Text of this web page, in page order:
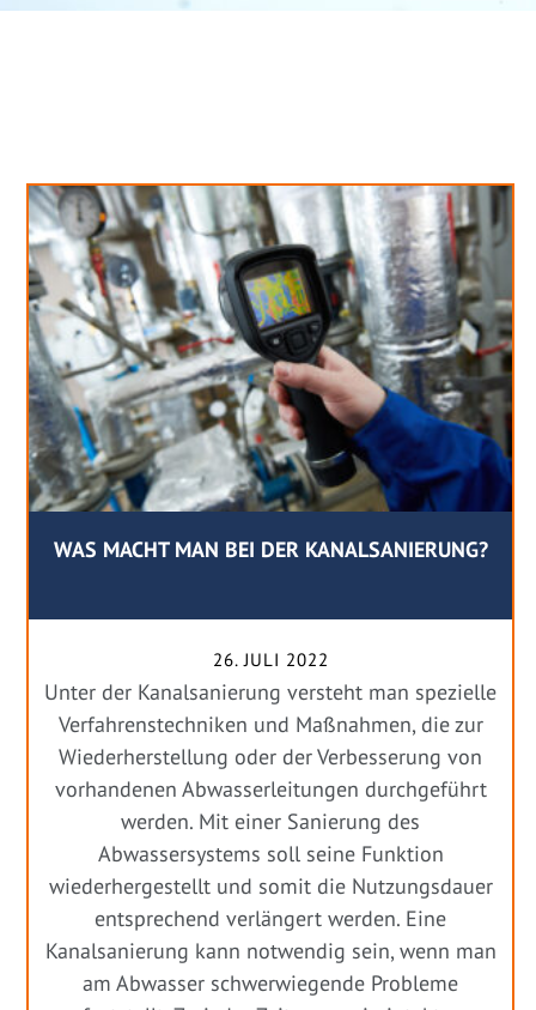
WAS MACHT MAN BEI DER KANALSANIERUNG?
26. JULI 2022
Unter der Kanalsanierung versteht man spezielle
Verfahrenstechniken und Maßnahmen, die zur
Wiederherstellung oder der Verbesserung von
vorhandenen Abwasserleitungen durchgeführt
werden. Mit einer Sanierung des
Abwassersystems soll seine Funktion
wiederhergestellt und somit die Nutzungsdauer
entsprechend verlängert werden. Eine
Kanalsanierung kann notwendig sein, wenn man
am Abwasser schwerwiegende Probleme